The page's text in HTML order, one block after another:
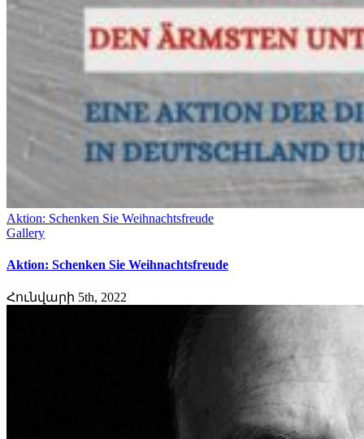
Aktion: Schenken Sie Weihnachtsfreude
Gallery
Aktion: Schenken Sie Weihnachtsfreude
Հունվարի 5th, 2022